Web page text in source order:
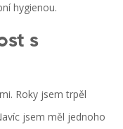
hygienou.
s
Roky jsem trpěl
jsem měl jednoho